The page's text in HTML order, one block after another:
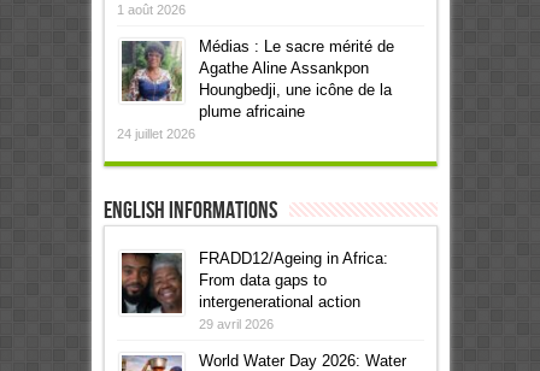
1 août 2026
Médias : Le sacre mérité de
Agathe Aline Assankpon
Houngbedji, une icône de la
plume africaine
24 juillet 2026
English informations
FRADD12/Ageing in Africa:
From data gaps to
intergenerational action
29 avril 2026
World Water Day 2026: Water